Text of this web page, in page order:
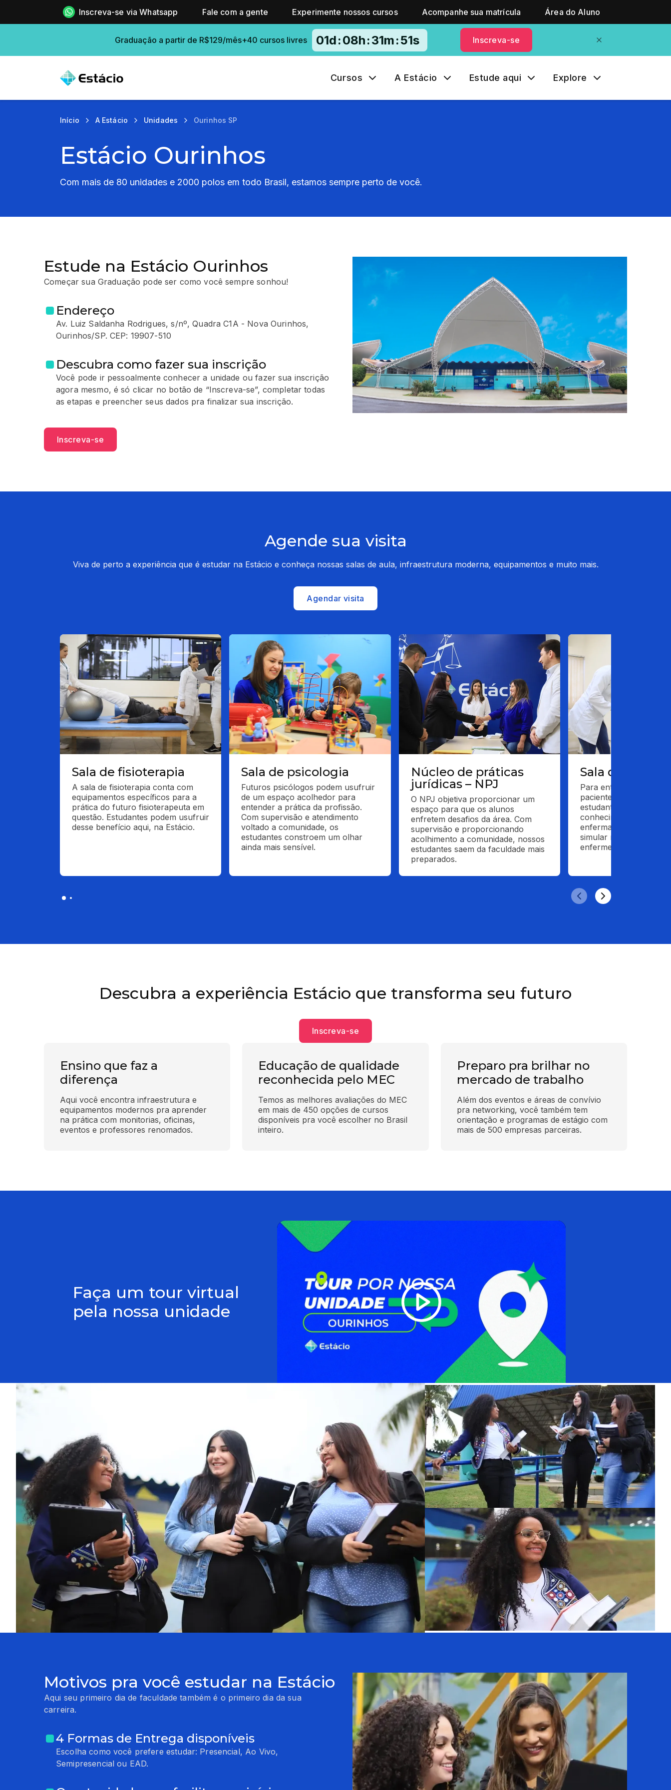
Inscreva-se via Whatsapp Fale com a gente Experimente nossos cursos Acompanhe sua matrícula Área do Aluno
Graduação a partir de R$129/mês+40 cursos livres 01d:08h:31m:50s Inscreva-se
Cursos A Estácio Estude aqui Explore
Início A Estácio Unidades Ourinhos SP
Estácio Ourinhos
Com mais de 80 unidades e 2000 polos em todo Brasil, estamos sempre perto de você.
Estude na Estácio Ourinhos
Começar sua Graduação pode ser como você sempre sonhou!
Endereço
Av. Luiz Saldanha Rodrigues, s/nº, Quadra C1A - Nova Ourinhos,
Ourinhos/SP. CEP: 19907-510
Descubra como fazer sua inscrição
Você pode ir pessoalmente conhecer a unidade ou fazer sua inscrição
agora mesmo, é só clicar no botão de “Inscreva-se”, completar todas
as etapas e preencher seus dados pra finalizar sua inscrição.
Inscreva-se
Agende sua visita
Viva de perto a experiência que é estudar na Estácio e conheça nossas salas de aula, infraestrutura moderna, equipamentos e muito mais.
Agendar visita
Sala de fisioterapia
A sala de fisioterapia conta com
equipamentos específicos para a
prática do futuro fisioterapeuta em
questão. Estudantes podem usufruir
desse benefício aqui, na Estácio.
Sala de psicologia
Futuros psicólogos podem usufruir
de um espaço acolhedor para
entender a prática da profissão.
Com supervisão e atendimento
voltado a comunidade, os
estudantes constroem um olhar
ainda mais sensível.
Núcleo de práticas
jurídicas – NPJ
O NPJ objetiva proporcionar um
espaço para que os alunos
enfretem desafios da área. Com
supervisão e proporcionando
acolhimento a comunidade, nossos
estudantes saem da faculdade mais
preparados.
Sala de
Para entender sobre
pacientes da área da
estudantes praticam
conhecimentos em
enfermagem
simular momentos que
enfermeiros irão
Descubra a experiência Estácio que transforma seu futuro
Inscreva-se
Ensino que faz a
diferença
Aqui você encontra infraestrutura e
equipamentos modernos pra aprender
na prática com monitorias, oficinas,
eventos e professores renomados.
Educação de qualidade
reconhecida pelo MEC
Temos as melhores avaliações do MEC
em mais de 450 opções de cursos
disponíveis pra você escolher no Brasil
inteiro.
Preparo pra brilhar no
mercado de trabalho
Além dos eventos e áreas de convívio
pra networking, você também tem
orientação e programas de estágio com
mais de 500 empresas parceiras.
Faça um tour virtual
pela nossa unidade
Motivos pra você estudar na Estácio
Aqui seu primeiro dia de faculdade também é o primeiro dia da sua
carreira.
4 Formas de Entrega disponíveis
Escolha como você prefere estudar: Presencial, Ao Vivo,
Semipresencial ou EAD.